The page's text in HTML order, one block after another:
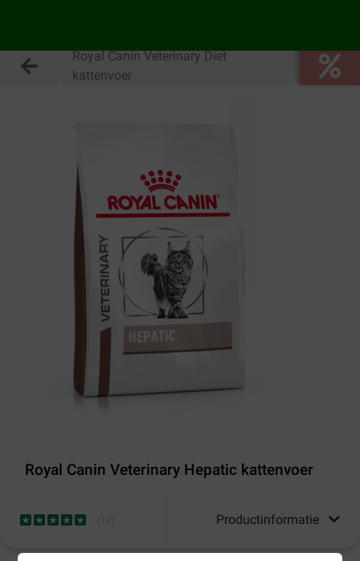
Royal Canin Veterinary Diet
kattenvoer
Royal Canin Veterinary Hepatic kattenvoer
Productinformatie